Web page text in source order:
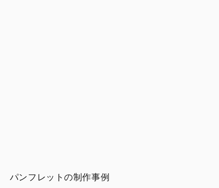
パンフレットの制作事例